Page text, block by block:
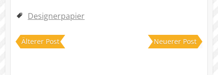
Designerpapier
Älterer Post Neuerer Post